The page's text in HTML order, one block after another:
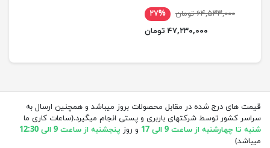
۶۴,۵۳۳,۰۰۰ تومان
۲۷%
۴۷,۲۳۰,۰۰۰ تومان
قیمت های درج شده در مقابل محصولات بروز میباشد و همچنین ارسال به
سراسر کشور توسط شرکتهای باربری و پستی انجام میگیرد.(ساعات کاری ما
شنبه تا چهارشنبه از ساعت 9 الی 17
و روز پنجشنبه از ساعت 9 الی 12:30
میباشد)